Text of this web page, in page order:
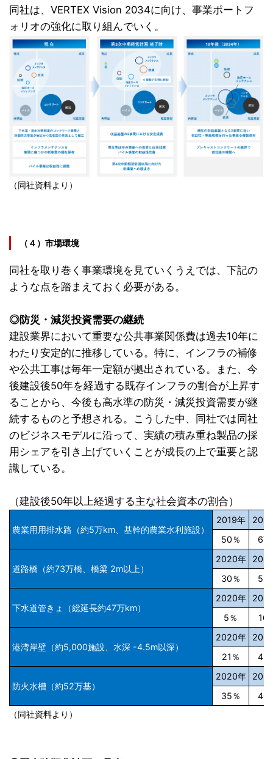
同社は、VERTEX Vision 2034に向け、事業ポートフ
ォリオの強化に取り組んでいく。
（同社資料より）
（４）市場環境
同社を取り巻く事業環境を見ていくうえでは、下記の
ような点を踏まえておく必要がある。
◎防災・減災投資需要の継続
建設業界において重要な公共事業関係費は過去10年に
わたり安定的に推移している。特に、インフラの補修
や公共工事は毎年一定額が拠出されている。また、今
後建設後50年を経過する既存インフラの割合が上昇す
ることから、今後も高水準の防災・減災投資需要が継
続するものと予想される。こうした中、同社では同社
のビジネスモデルに沿って、実績の積み重ね製品の採
用シェアを引き上げていくことが成長の上で重要と認
識している。
（建設後50年以上経過する主な社会資本の割合）
農業用用排水路（約5万km、基幹的農業水利施設）
2019年
50％
67
道路橋（約73万橋、橋梁 2m以上）
2020年
30％
55
下水道管きょ（総延長約47万km）
2020年
5％
16
港湾岸壁（約5,000施設、水深 -4.5m以深）
2020年
21％
43
防火水槽（約52万基）
2020年
35％
40
（同社資料より）